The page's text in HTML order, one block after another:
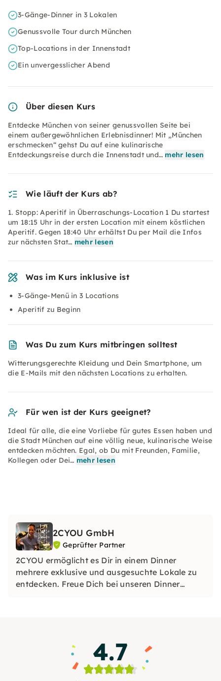
3-Gänge-Dinner in 3 Lokalen
Genussvolle Tour durch München
Top-Locations in der Innenstadt
Ein unvergesslicher Abend
Über diesen Kurs
Entdecke München von seiner genussvollen Seite bei
einem außergewöhnlichen Erlebnisdinner! Mit „München
erschmecken“ gehst Du auf eine kulinarische
Entdeckungsreise durch die Innenstadt und… mehr lesen
Wie läuft der Kurs ab?
1. Stopp: Aperitif in Überraschungs-Location 1 Du startest
um 18:15 Uhr in der ersten Location mit einem köstlichen
Aperitif. Gegen 18:40 Uhr erhältst Du per Mail die Infos
zur nächsten Stat… mehr lesen
Was im Kurs inklusive ist
3-Gänge-Menü in 3 Locations
Aperitif zu Beginn
Was Du zum Kurs mitbringen solltest
Witterungsgerechte Kleidung und Dein Smartphone, um
die E-Mails mit den nächsten Locations zu erhalten.
Für wen ist der Kurs geeignet?
Ideal für alle, die eine Vorliebe für gutes Essen haben und
die Stadt München auf eine völlig neue, kulinarische Weise
entdecken möchten. Egal, ob Du mit Freunden, Familie,
Kollegen oder Dei… mehr lesen
2CYOU GmbH
Geprüfter Partner
2CYOU ermöglicht es Dir in einem Dinner
mehrere exklusive und ausgesuchte Lokale zu
entdecken. Freue Dich bei unseren Dinner
4.7